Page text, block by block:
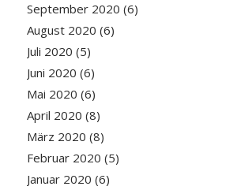
September 2020 (6)
August 2020 (6)
Juli 2020 (5)
Juni 2020 (6)
Mai 2020 (6)
April 2020 (8)
März 2020 (8)
Februar 2020 (5)
Januar 2020 (6)